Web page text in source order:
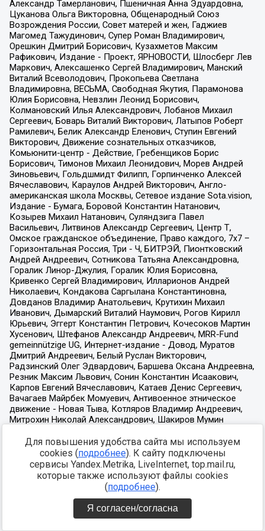
Для повышения удобства сайта мы используем
cookies (подробнее). К сайту подключены
сервисы Yandex.Metrika, LiveInternet, top.mail.ru,
которые также используют файлы cookies
(подробнее).
Я согласен/согласна